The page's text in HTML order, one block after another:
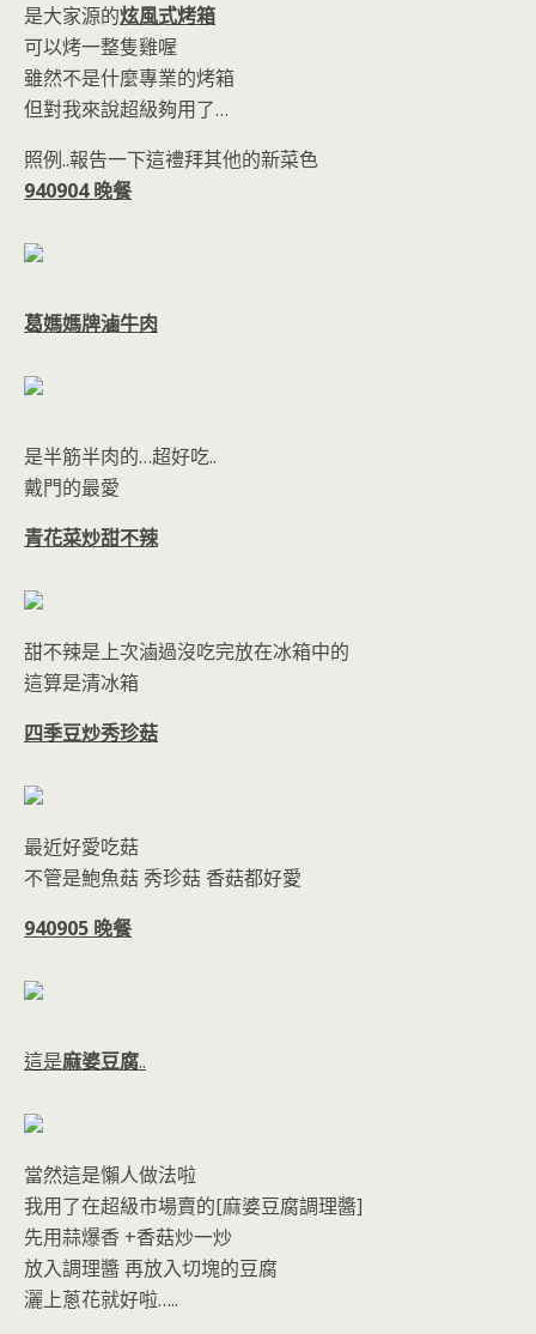
是大家源的炫風式烤箱
可以烤一整隻雞喔
雖然不是什麼專業的烤箱
但對我來說超級夠用了…
照例..報告一下這禮拜其他的新菜色
940904 晚餐
葛媽媽牌滷牛肉
是半筋半肉的…超好吃..
戴門的最愛
青花菜炒甜不辣
甜不辣是上次滷過沒吃完放在冰箱中的
這算是清冰箱
四季豆炒秀珍菇
最近好愛吃菇
不管是鮑魚菇 秀珍菇 香菇都好愛
940905 晚餐
這是麻婆豆腐..
當然這是懶人做法啦
我用了在超級市場賣的[麻婆豆腐調理醬]
先用蒜爆香 +香菇炒一炒
放入調理醬 再放入切塊的豆腐
灑上蔥花就好啦…..